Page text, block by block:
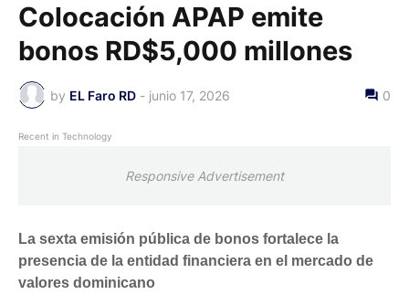
Colocación APAP emite
bonos RD$5,000 millones
by EL Faro RD - junio 17, 2026 0
Recent in Technology
Responsive Advertisement
La sexta emisión pública de bonos fortalece la
presencia de la entidad financiera en el mercado de
valores dominicano